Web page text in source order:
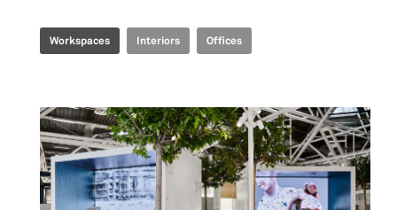
Workspaces Interiors Offices